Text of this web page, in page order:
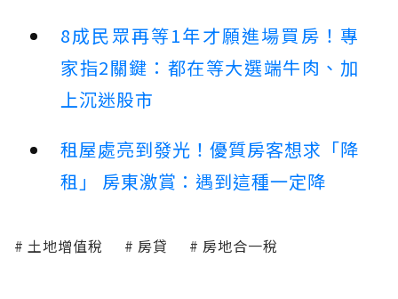
8成民眾再等1年才願進場買房！專
家指2關鍵：都在等大選端牛肉、加
上沉迷股市
租屋處亮到發光！優質房客想求「降
租」 房東激賞：遇到這種一定降
土地增值稅 房貸 房地合一稅